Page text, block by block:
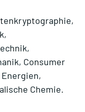
Consumer
Chemie.